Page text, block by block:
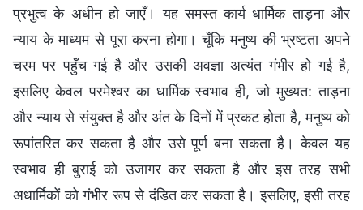
प्रभुत्व के अधीन हो जाएँ। यह समस्त कार्य धार्मिक ताड़ना और
न्याय के माध्यम से पूरा करना होगा। चूँकि मनुष्य की भ्रष्टता अपने
चरम पर पहुँच गई है और उसकी अवज्ञा अत्यंत गंभीर हो गई है,
इसलिए केवल परमेश्वर का धार्मिक स्वभाव ही, जो मुख्यत: ताड़ना
और न्याय से संयुक्त है और अंत के दिनों में प्रकट होता है, मनुष्य को
रूपांतरित कर सकता है और उसे पूर्ण बना सकता है। केवल यह
स्वभाव ही बुराई को उजागर कर सकता है और इस तरह सभी
अधार्मिकों को गंभीर रूप से दंडित कर सकता है। इसलिए, इसी तरह